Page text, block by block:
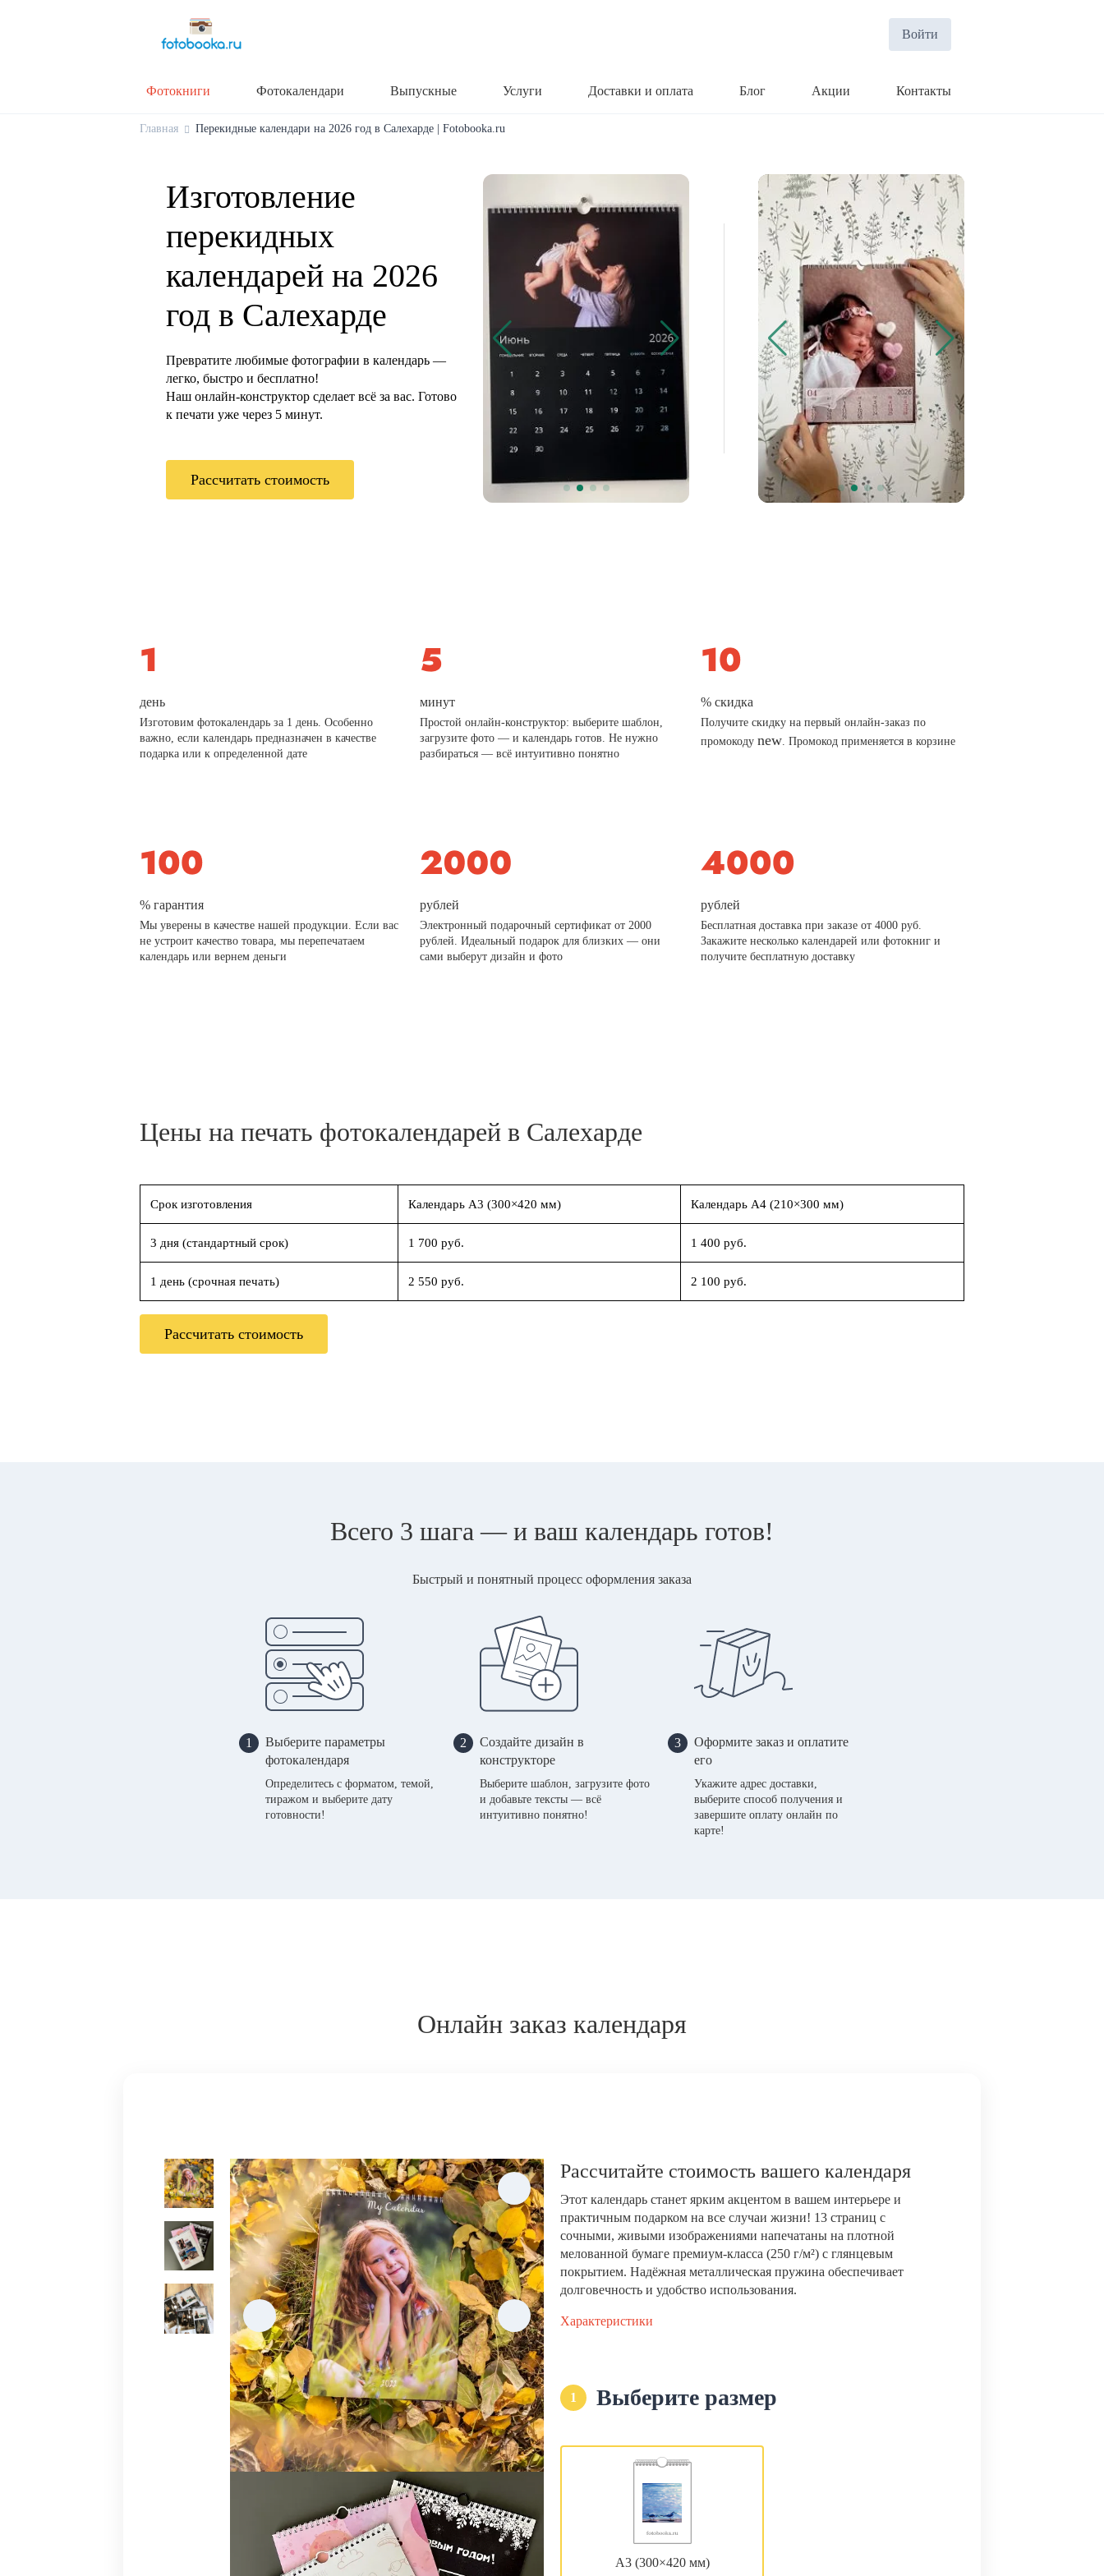
Войти
Фотокниги Фотокалендари Выпускные Услуги Доставки и оплата Блог Акции Контакты
Главная Перекидные календари на 2026 год в Салехарде | Fotobooka.ru
Изготовление
перекидных
календарей на 2026
год в Салехарде
Превратите любимые фотографии в календарь —
легко, быстро и бесплатно!
Наш онлайн-конструктор сделает всё за вас. Готово
к печати уже через 5 минут.
Рассчитать стоимость
день
Изготовим фотокалендарь за 1 день. Особенно
важно, если календарь предназначен в качестве
подарка или к определенной дате
минут
Простой онлайн-конструктор: выберите шаблон,
загрузите фото — и календарь готов. Не нужно
разбираться — всё интуитивно понятно
% скидка
Получите скидку на первый онлайн-заказ по
промокоду new. Промокод применяется в корзине
% гарантия
Мы уверены в качестве нашей продукции. Если вас
не устроит качество товара, мы перепечатаем
календарь или вернем деньги
рублей
Электронный подарочный сертификат от 2000
рублей. Идеальный подарок для близких — они
сами выберут дизайн и фото
рублей
Бесплатная доставка при заказе от 4000 руб.
Закажите несколько календарей или фотокниг и
получите бесплатную доставку
Цены на печать фотокалендарей в Салехарде
Срок изготовления Календарь А3 (300×420 мм) Календарь А4 (210×300 мм)
3 дня (стандартный срок) 1 700 руб. 1 400 руб.
1 день (срочная печать) 2 550 руб. 2 100 руб.
Рассчитать стоимость
Всего 3 шага — и ваш календарь готов!
Быстрый и понятный процесс оформления заказа
1
Выберите параметры
фотокалендаря
Определитесь с форматом, темой,
тиражом и выберите дату
готовности!
2
Создайте дизайн в
конструкторе
Выберите шаблон, загрузите фото
и добавьте тексты — всё
интуитивно понятно!
3
Оформите заказ и оплатите
его
Укажите адрес доставки,
выберите способ получения и
завершите оплату онлайн по
карте!
Онлайн заказ календаря
Рассчитайте стоимость вашего календаря
Этот календарь станет ярким акцентом в вашем интерьере и
практичным подарком на все случаи жизни! 13 страниц с
сочными, живыми изображениями напечатаны на плотной
мелованной бумаге премиум-класса (250 г/м²) с глянцевым
покрытием. Надёжная металлическая пружина обеспечивает
долговечность и удобство использования.
Характеристики
1 Выберите размер
А3 (300×420 мм)